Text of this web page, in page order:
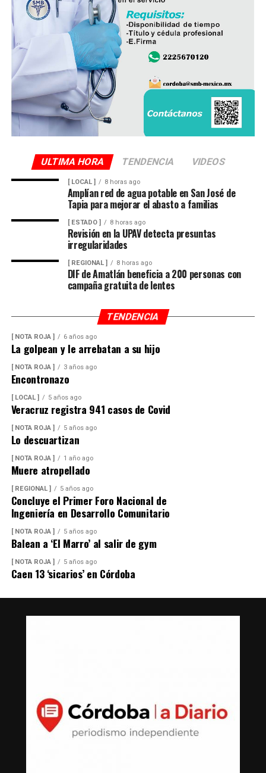
ULTIMA HORA TENDENCIA VIDEOS
[ LOCAL ] 8 horas ago
Amplían red de agua potable en San José de
Tapia para mejorar el abasto a familias
[ ESTADO ] 8 horas ago
Revisión en la UPAV detecta presuntas
irregularidades
[ REGIONAL ] 8 horas ago
DIF de Amatlán beneficia a 200 personas con
campaña gratuita de lentes
TENDENCIA
[ NOTA ROJA ] 6 años ago
La golpean y le arrebatan a su hijo
[ NOTA ROJA ] 3 años ago
Encontronazo
[ LOCAL ] 5 años ago
Veracruz registra 941 casos de Covid
[ NOTA ROJA ] 5 años ago
Lo descuartizan
[ NOTA ROJA ] 1 año ago
Muere atropellado
[ REGIONAL ] 5 años ago
Concluye el Primer Foro Nacional de
Ingeniería en Desarrollo Comunitario
[ NOTA ROJA ] 5 años ago
Balean a ‘El Marro’ al salir de gym
[ NOTA ROJA ] 5 años ago
Caen 13 ‘sicarios’ en Córdoba